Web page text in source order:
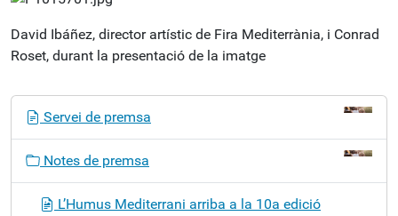
David Ibáñez, director artístic de Fira Mediterrània, i Conrad
Roset, durant la presentació de la imatge
Servei de premsa
Notes de premsa
L’Humus Mediterrani arriba a la 10a edició